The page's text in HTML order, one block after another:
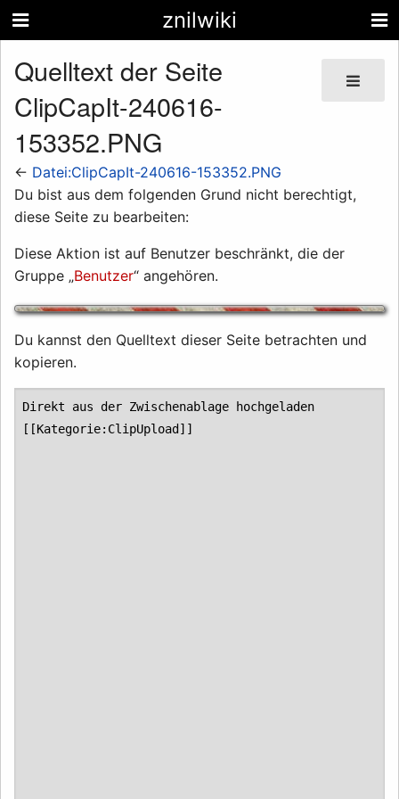
znilwiki
Quelltext der Seite
ClipCapIt-240616-
153352.PNG
← Datei:ClipCapIt-240616-153352.PNG
Du bist aus dem folgenden Grund nicht berechtigt,
diese Seite zu bearbeiten:
Diese Aktion ist auf Benutzer beschränkt, die der
Gruppe „Benutzer“ angehören.
Du kannst den Quelltext dieser Seite betrachten und
kopieren.